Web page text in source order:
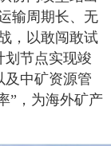
输周期长、无
，以敢闯敢试
划节点实现竣
及中矿资源管
”，为海外矿产